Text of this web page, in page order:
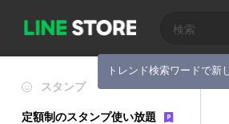
トレンド検索ワードで新
スタンプ
定額制のスタンプ使い放題